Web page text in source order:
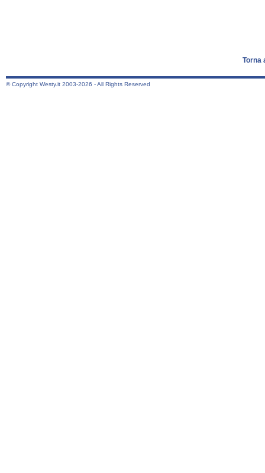
Torna
© Copyright Westy.it 2003-2026 - All Rights Reserved